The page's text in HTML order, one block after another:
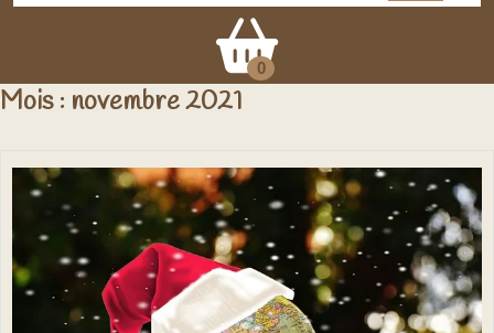
0
Mois : novembre 2021